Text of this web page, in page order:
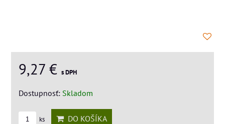
9,27 € s DPH
Dostupnosť: Skladom
ks DO KOŠÍKA